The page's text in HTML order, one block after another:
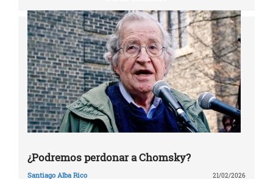
¿Podremos perdonar a Chomsky?
Santiago Alba Rico 21/02/2026